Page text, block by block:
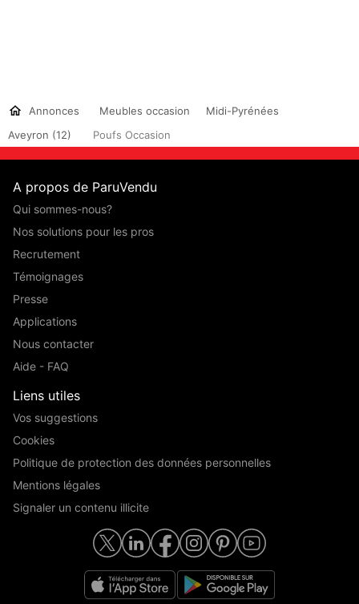
Annonces Meubles occasion
Midi-Pyrénées
Aveyron (12)
Poufs Occasion
A propos de ParuVendu
Qui sommes-nous?
Nos solutions pour les pros
Recrutement
Témoignages
Presse
Applications
Nous contacter
Aide - FAQ
Liens utiles
Vos suggestions
Cookies
Politique de protection des données personnelles
Mentions légales
Signaler un contenu illicite